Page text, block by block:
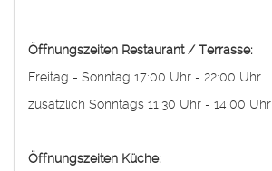
Öffnungszeiten Restaurant / Terrasse:
Freitag - Sonntag 17:00 Uhr - 22:00 Uhr
zusätzlich Sonntags 11:30 Uhr - 14:00 Uhr
Öffnungszeiten Küche: